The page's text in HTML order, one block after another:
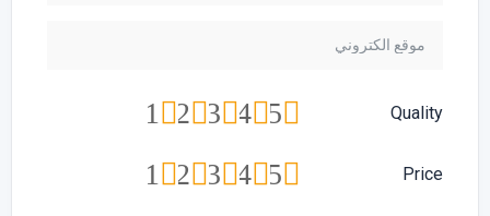
Quality
5
4
3
2
1
Price
5
4
3
2
1